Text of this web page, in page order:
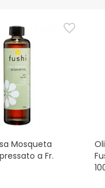
Mosqueta
a Fr.